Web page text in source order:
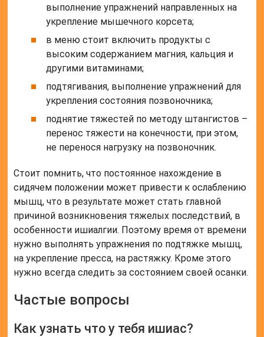
выполнение упражнений направленных на
укрепление мышечного корсета;
в меню стоит включить продукты с
высоким содержанием магния, кальция и
другими витаминами;
подтягивания, выполнение упражнений для
укрепления состояния позвоночника;
поднятие тяжестей по методу штангистов –
перенос тяжести на конечности, при этом,
не перенося нагрузку на позвоночник.
Стоит помнить, что постоянное нахождение в
сидячем положении может привести к ослаблению
мышц, что в результате может стать главной
причиной возникновения тяжелых последствий, в
особенности ишиалгии. Поэтому время от времени
нужно выполнять упражнения по подтяжке мышц,
на укрепление пресса, на растяжку. Кроме этого
нужно всегда следить за состоянием своей осанки.
Частые вопросы
Как узнать что у тебя ишиас?